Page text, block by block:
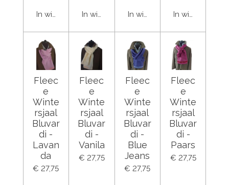
In winkelwagenIn winkelwagenIn winkelwagen
In
Fleec
e
Winte
rsjaal
Bluvar
di -
Lavan
da
€ 27,75
Fleec
e
Winte
rsjaal
Bluvar
di -
Vanila
€ 27,75
Fleec
e
Winte
rsjaal
Bluvar
di -
Blue
Jeans
€ 27,75
Fleec
e
Winte
rsjaal
Bluvar
di -
Paars
€ 27,75